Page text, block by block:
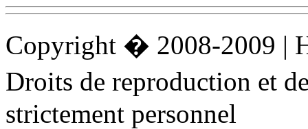
Copyright � 2008-2009 |
Droits de reproduction et
strictement personnel